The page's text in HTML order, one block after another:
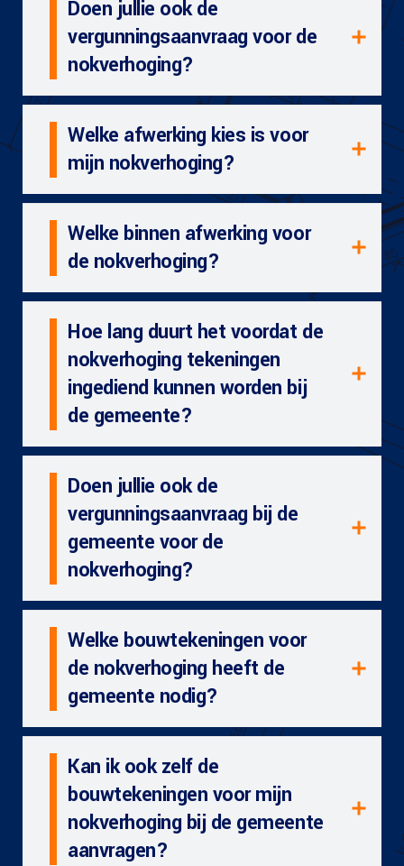
Doen jullie ook de
vergunningsaanvraag voor de
nokverhoging?
Welke afwerking kies is voor
mijn nokverhoging?
Welke binnen afwerking voor
de nokverhoging?
Hoe lang duurt het voordat de
nokverhoging tekeningen
ingediend kunnen worden bij
de gemeente?
Doen jullie ook de
vergunningsaanvraag bij de
gemeente voor de
nokverhoging?
Welke bouwtekeningen voor
de nokverhoging heeft de
gemeente nodig?
Kan ik ook zelf de
bouwtekeningen voor mijn
nokverhoging bij de gemeente
aanvragen?